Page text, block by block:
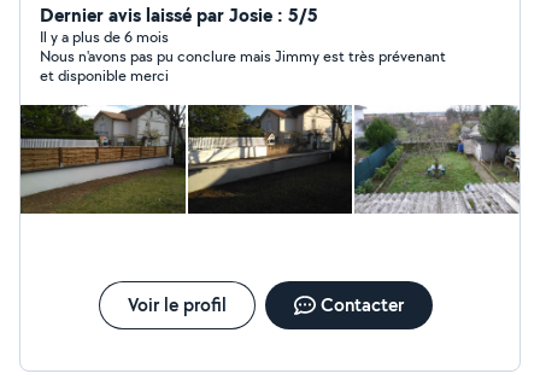
sur le site. Cordialement, Monsieur Judd.
Dernier avis laissé par Josie : 5/5
Il y a plus de 6 mois
Nous n'avons pas pu conclure mais Jimmy est très prévenant
et disponible merci
Voir le profil Contacter